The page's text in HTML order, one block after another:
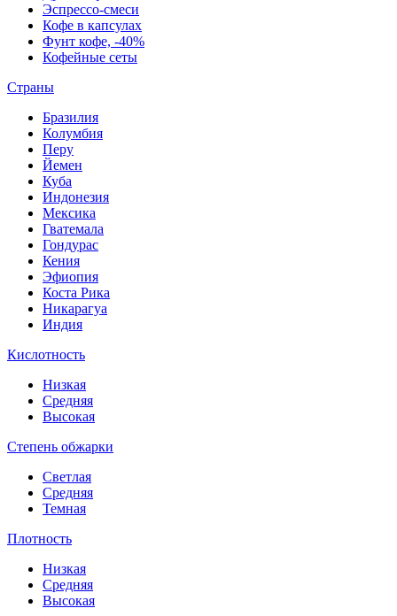
Эспрессо-смеси
Кофе в капсулах
Фунт кофе, -40%
Кофейные сеты
Страны
Бразилия
Колумбия
Перу
Йемен
Куба
Индонезия
Мексика
Гватемала
Гондурас
Кения
Эфиопия
Коста Рика
Никарагуа
Индия
Кислотность
Низкая
Средняя
Высокая
Степень обжарки
Светлая
Средняя
Темная
Плотность
Низкая
Средняя
Высокая